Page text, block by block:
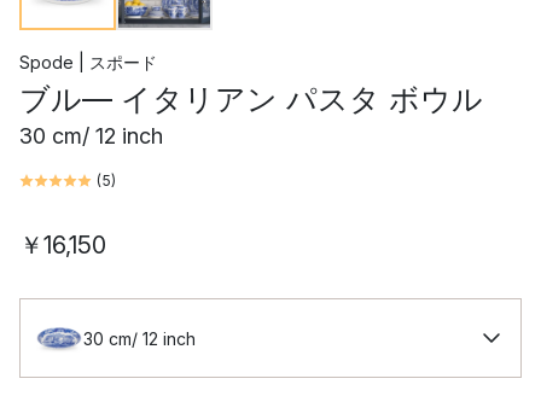
Spode | スポード
ブル― イタリアン パスタ ボウル
30 cm/ 12 inch
(5)
￥16,150
30 cm/ 12 inch